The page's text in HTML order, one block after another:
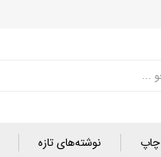
چاپ نوشته‌های تازه